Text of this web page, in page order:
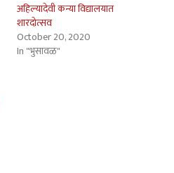
अहिल्यादेवी कन्या विद्यालयात
शारदोत्सव
October 20, 2020
In "भुसावळ"